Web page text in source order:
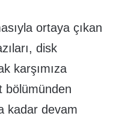
ortaya çıkan
disk
karşımıza
bölümünden
kadar devam